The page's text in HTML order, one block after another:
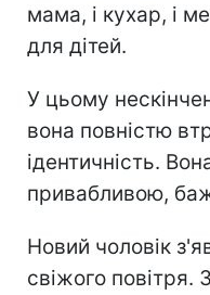
мама, і кухар, і
для дітей.
У цьому
вона повністю
ідентичність.
привабливою,
Новий чоловік
свіжого повітря.